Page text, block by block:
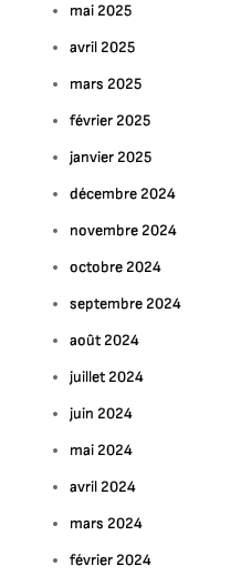
mai 2025
avril 2025
mars 2025
février 2025
janvier 2025
décembre 2024
novembre 2024
octobre 2024
septembre 2024
août 2024
juillet 2024
juin 2024
mai 2024
avril 2024
mars 2024
février 2024